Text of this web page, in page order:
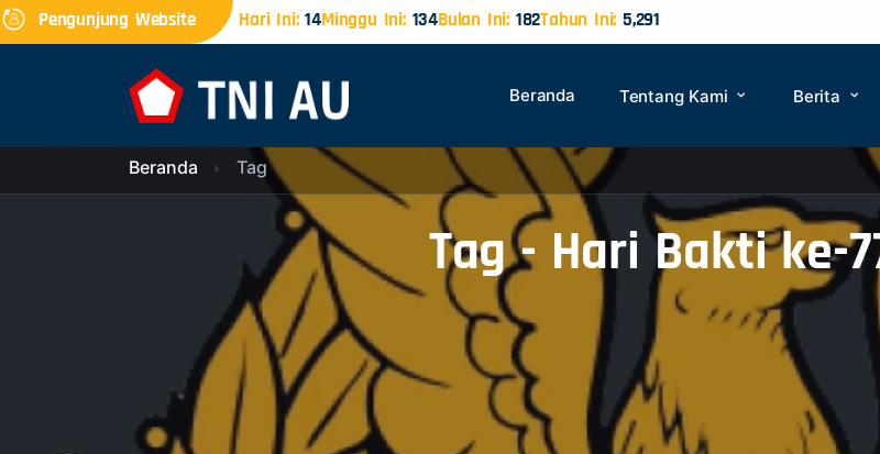
Pengunjung Website Hari Ini:14Minggu Ini:134Bulan Ini: 182Tahun Ini: 5,291
Beranda Tentang Kami Berita
Beranda Tag
Tag - Hari Bakti ke-